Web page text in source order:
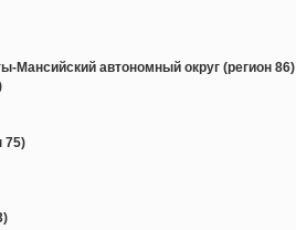
автономный округ (регион 86)
75)